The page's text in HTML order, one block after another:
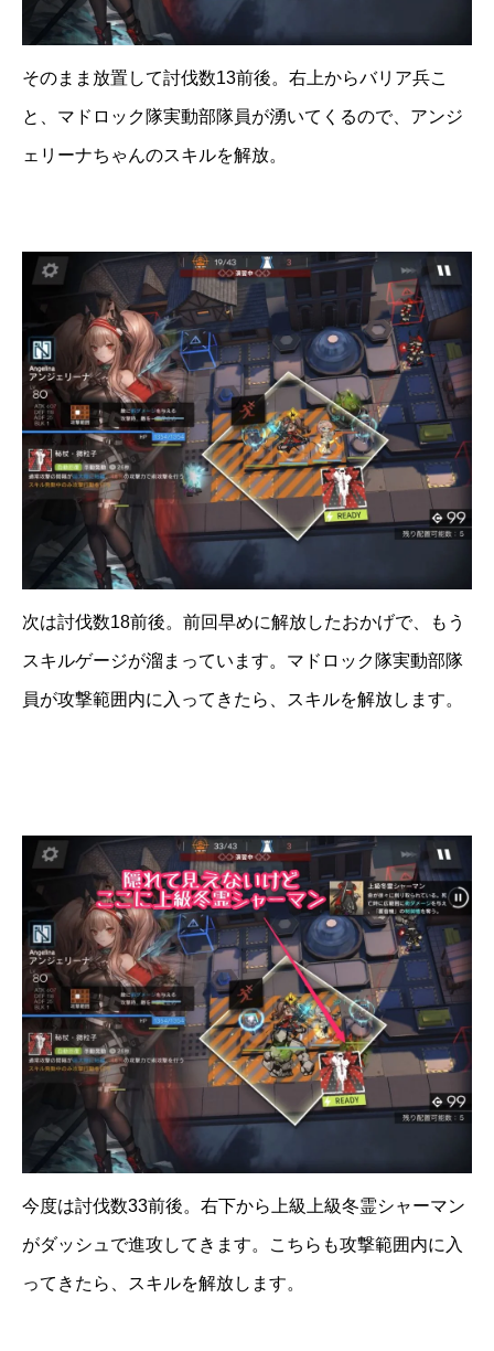
そのまま放置して討伐数13前後。右上からバリア兵こ
と、マドロック隊実動部隊員が湧いてくるので、アンジ
ェリーナちゃんのスキルを解放。
次は討伐数18前後。前回早めに解放したおかげで、もう
スキルゲージが溜まっています。マドロック隊実動部隊
員が攻撃範囲内に入ってきたら、スキルを解放します。
今度は討伐数33前後。右下から上級上級冬霊シャーマン
がダッシュで進攻してきます。こちらも攻撃範囲内に入
ってきたら、スキルを解放します。